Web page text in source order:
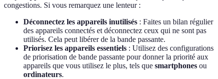
congestions. Si vous remarquez une lenteur :
Déconnectez les appareils inutilisés : Faites un bilan régulier
des appareils connectés et déconnectez ceux qui ne sont pas
utilisés. Cela peut libérer de la bande passante.
Priorisez les appareils essentiels : Utilisez des configurations
de priorisation de bande passante pour donner la priorité aux
appareils que vous utilisez le plus, tels que smartphones ou
ordinateurs.